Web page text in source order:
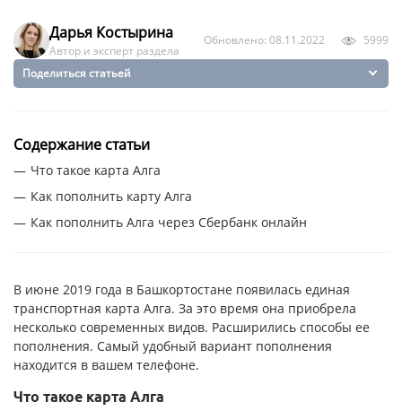
Дарья Костырина
Автор и эксперт раздела
Обновлено: 08.11.2022 5999
Поделиться статьей
Содержание статьи
Что такое карта Алга
Как пополнить карту Алга
Как пополнить Алга через Сбербанк онлайн
В июне 2019 года в Башкортостане появилась единая
транспортная карта Алга. За это время она приобрела
несколько современных видов. Расширились способы ее
пополнения. Самый удобный вариант пополнения
находится в вашем телефоне.
Что такое карта Алга